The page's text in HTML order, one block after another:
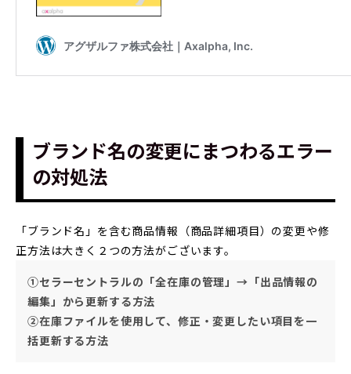
ブランド名の変更にまつわるエラー
の対処法
「ブランド名」を含む商品情報（商品詳細項目）の変更や修
正方法は大きく２つの方法がございます。
①セラーセントラルの「全在庫の管理」→「出品情報の
編集」から更新する方法
②在庫ファイルを使用して、修正・変更したい項目を一
括更新する方法